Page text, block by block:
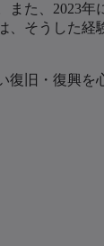
また、2023
、そうした経
旧・復興を